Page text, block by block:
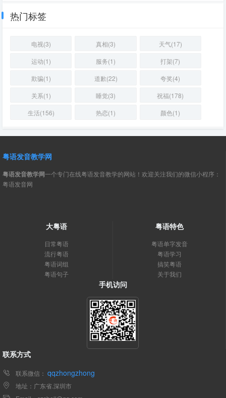
热门标签
电视(3) 真相(3)
天气(17)
运动(1)
服务(1)
打架(7)
欺骗(1)
道歉(22)
夸奖(4)
关系(1)
睡觉(3)
祝福(178)
生活(156)
热恋(1) 颜色(1)
粤语发音教学网
粤语发音教学网一个专门在线粤语发音教学的网站！欢迎关注我们的微信小程序：
粤语发音网
大粤语
日常粤语
流行粤语
粤语词组
粤语句子
粤语特色
粤语单字发音
粤语学习
搞笑粤语
关于我们
手机访问
联系方式
联系微信： qqzhongzhong
地址：广东省.深圳市